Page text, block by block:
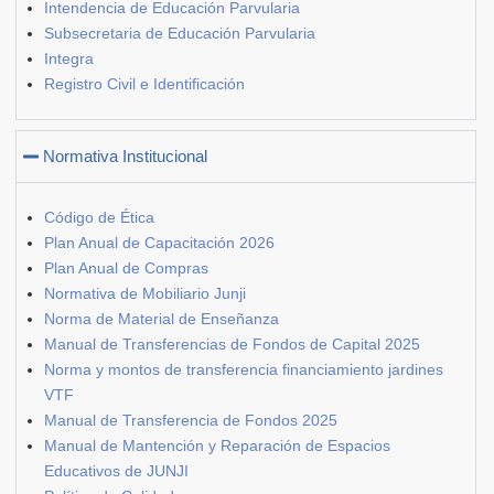
Intendencia de Educación Parvularia
Subsecretaria de Educación Parvularia
Integra
Registro Civil e Identificación
Normativa Institucional
Código de Ética
Plan Anual de Capacitación 2026
Plan Anual de Compras
Normativa de Mobiliario Junji
Norma de Material de Enseñanza
Manual de Transferencias de Fondos de Capital 2025
Norma y montos de transferencia financiamiento jardines
VTF
Manual de Transferencia de Fondos 2025
Manual de Mantención y Reparación de Espacios
Educativos de JUNJI